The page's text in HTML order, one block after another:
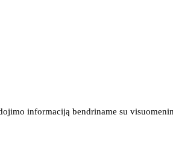
informaciją bendriname su